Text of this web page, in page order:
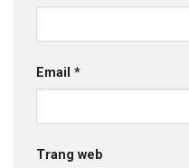
Email *
Trang web